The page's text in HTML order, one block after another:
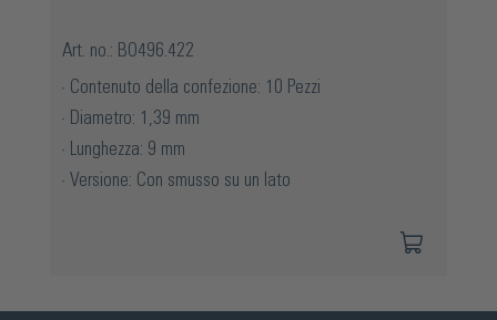
Art. no.: BO496.422
Contenuto della confezione: 10 Pezzi
Diametro: 1,39 mm
Lunghezza: 9 mm
Versione: Con smusso su un lato